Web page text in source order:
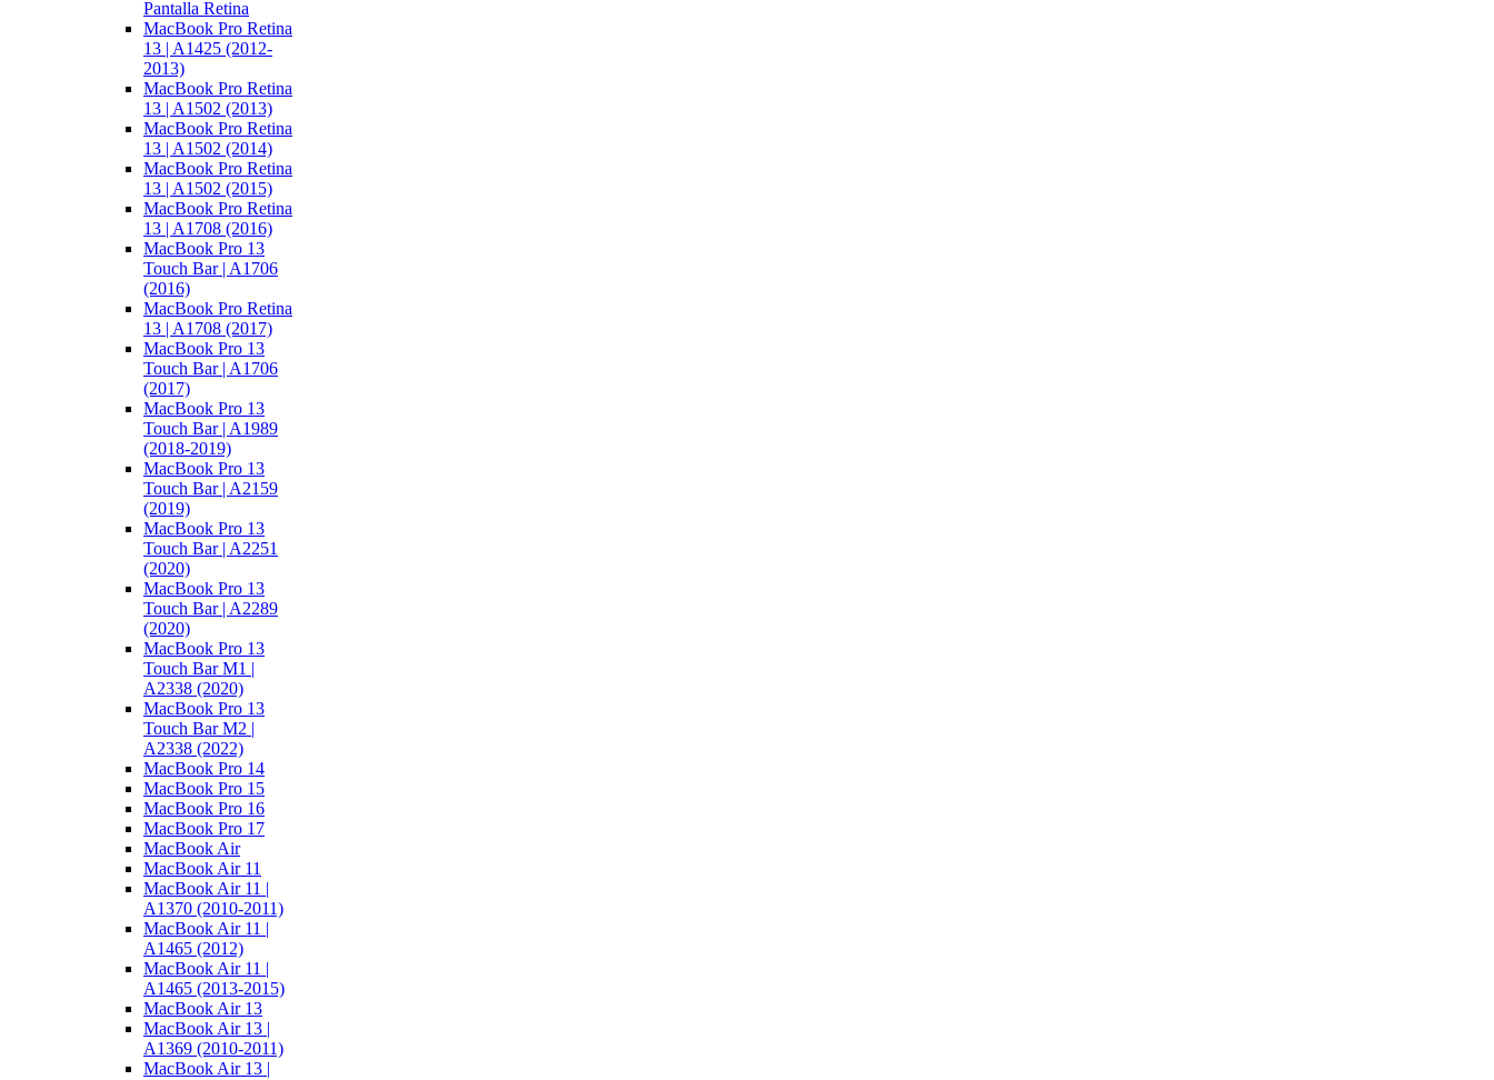
Pantalla Retina
MacBook Pro Retina
13 | A1425 (2012-
2013)
MacBook Pro Retina
13 | A1502 (2013)
MacBook Pro Retina
13 | A1502 (2014)
MacBook Pro Retina
13 | A1502 (2015)
MacBook Pro Retina
13 | A1708 (2016)
MacBook Pro 13
Touch Bar | A1706
(2016)
MacBook Pro Retina
13 | A1708 (2017)
MacBook Pro 13
Touch Bar | A1706
(2017)
MacBook Pro 13
Touch Bar | A1989
(2018-2019)
MacBook Pro 13
Touch Bar | A2159
(2019)
MacBook Pro 13
Touch Bar | A2251
(2020)
MacBook Pro 13
Touch Bar | A2289
(2020)
MacBook Pro 13
Touch Bar M1 |
A2338 (2020)
MacBook Pro 13
Touch Bar M2 |
A2338 (2022)
MacBook Pro 14
MacBook Pro 15
MacBook Pro 16
MacBook Pro 17
MacBook Air
MacBook Air 11
MacBook Air 11 |
A1370 (2010-2011)
MacBook Air 11 |
A1465 (2012)
MacBook Air 11 |
A1465 (2013-2015)
MacBook Air 13
MacBook Air 13 |
A1369 (2010-2011)
MacBook Air 13 |